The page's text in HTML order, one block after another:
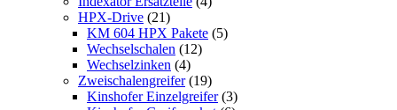
HPX-Drive (21)
KM 604 HPX Pakete (5)
Wechselschalen (12)
Wechselzinken (4)
Zweischalengreifer (19)
Kinshofer Einzelgreifer (3)